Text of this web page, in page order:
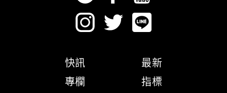
快訊
專欄
最新
指標